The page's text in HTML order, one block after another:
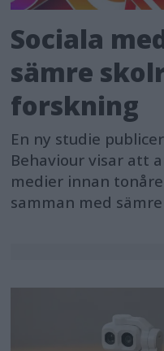
Sociala
sämre
forskning
En ny studie
Behaviour visar att
medier innan
samman med